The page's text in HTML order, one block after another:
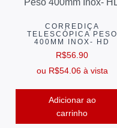
CORREDIÇA
TELESCÓPICA PESO
400MM INOX- HD
R$56.90
ou R$54.06 à vista
Adicionar ao
carrinho